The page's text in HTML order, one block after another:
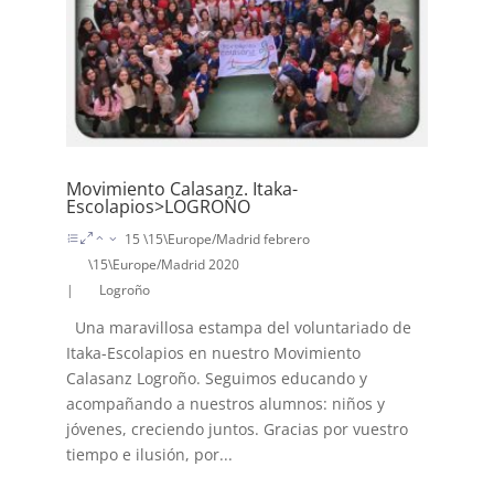
Movimiento Calasanz. Itaka-
Escolapios>LOGROÑO
15 \15\Europe/Madrid febrero
\15\Europe/Madrid 2020
|
Logroño
Una maravillosa estampa del voluntariado de
Itaka-Escolapios en nuestro Movimiento
Calasanz Logroño. Seguimos educando y
acompañando a nuestros alumnos: niños y
jóvenes, creciendo juntos. Gracias por vuestro
tiempo e ilusión, por...